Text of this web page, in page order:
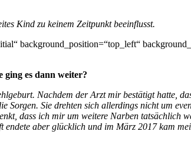
Kind zu keinem Zeitpunkt beeinflusst.
background_position=“top_left“
ging es dann weiter?
Nachdem der Arzt mir bestätigt hatte,
Sie drehten sich allerdings nicht um
dass ich mir um weitere Narben tatsächlich
aber glücklich und im März 2017 kam